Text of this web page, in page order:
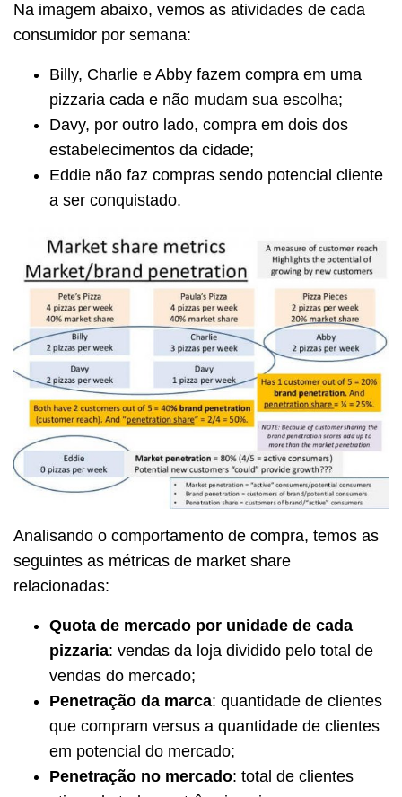
Na imagem abaixo, vemos as atividades de cada
consumidor por semana:
Billy, Charlie e Abby fazem compra em uma
pizzaria cada e não mudam sua escolha;
Davy, por outro lado, compra em dois dos
estabelecimentos da cidade;
Eddie não faz compras sendo potencial cliente
a ser conquistado.
Analisando o comportamento de compra, temos as
seguintes as métricas de market share
relacionadas:
Quota de mercado por unidade de cada
pizzaria: vendas da loja dividido pelo total de
vendas do mercado;
Penetração da marca: quantidade de clientes
que compram versus a quantidade de clientes
em potencial do mercado;
Penetração no mercado: total de clientes